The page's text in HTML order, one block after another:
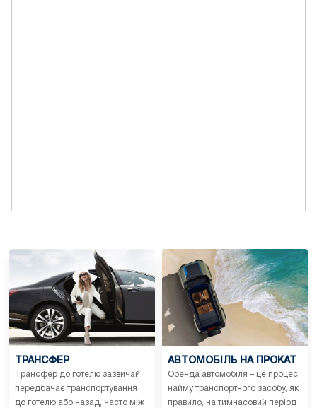
ТРАНСФЕР
Трансфер до готелю зазвичай
передбачає транспортування
до готелю або назад, часто між
АВТОМОБІЛЬ НА ПРОКАТ
Оренда автомобіля – це процес
найму транспортного засобу, як
правило, на тимчасовий період